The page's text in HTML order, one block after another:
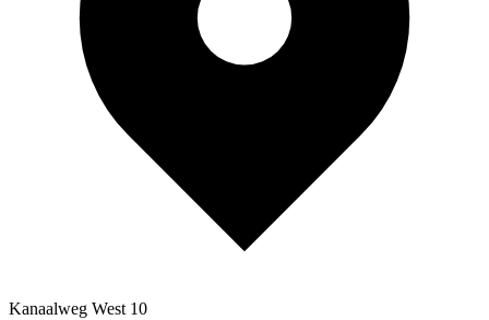
Kanaalweg West 10